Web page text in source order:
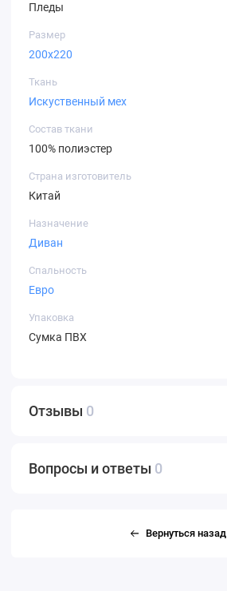
Пледы
Размер
200х220
Ткань
Искуственный мех
Состав ткани
100% полиэстер
Страна изготовитель
Китай
Назначение
Диван
Спальность
Евро
Упаковка
Сумка ПВХ
Отзывы 0
Вопросы и ответы 0
Вернуться назад